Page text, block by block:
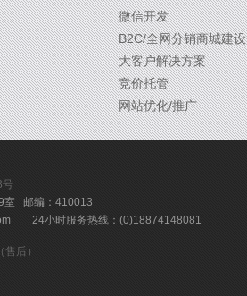
微信开发
B2C/全网分销商城建设
大客户解决方案
竞价托管
网站优化/推广
号
室 邮编：410013
24小时服务热线：(0)18874148081
（售后）